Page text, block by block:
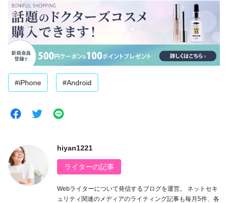
#iPhone #Android
hiyan1221
ライターの記事
Webライターについて発信するブログを運営。 ネットセキ
ュリティ関連のメディアのライティング記事も毎月5件、各